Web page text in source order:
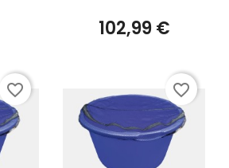
102,99 €
favorite_border favorite_border